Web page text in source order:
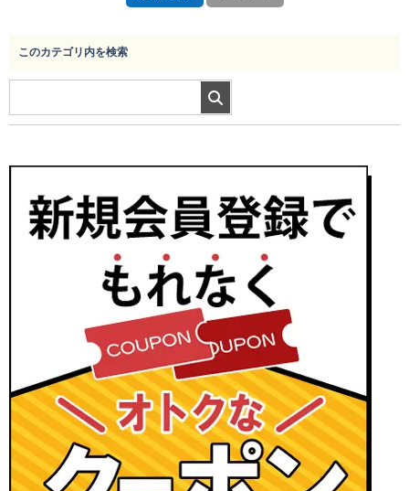
このカテゴリ内を検索